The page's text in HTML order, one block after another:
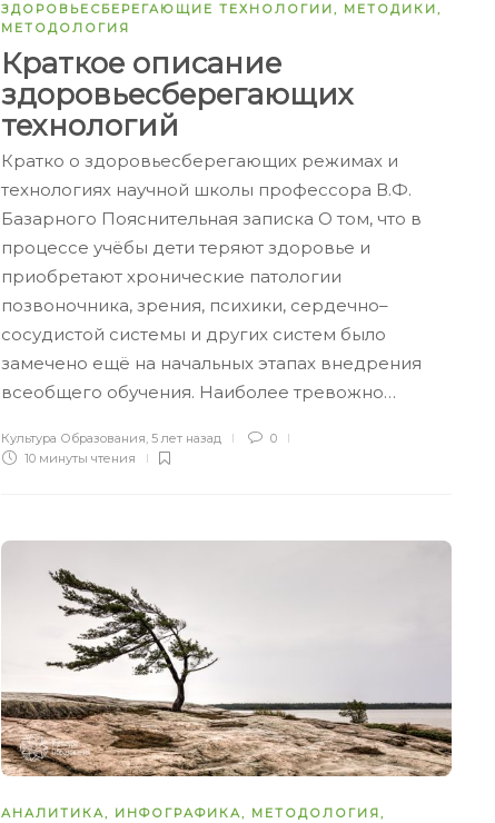
ЗДОРОВЬЕСБЕРЕГАЮЩИЕ ТЕХНОЛОГИИ, МЕТОДИКИ,
МЕТОДОЛОГИЯ
Краткое описание
здоровьесберегающих
технологий
Кратко о здоровьесберегающих режимах и
технологиях научной школы профессора В.Ф.
Базарного Пояснительная записка О том, что в
процессе учёбы дети теряют здоровье и
приобретают хронические патологии
позвоночника, зрения, психики, сердечно–
сосудистой системы и других систем было
замечено ещё на начальных этапах внедрения
всеобщего обучения. Наиболее тревожно…
Культура Образования, 5 лет назад
0
10 минуты чтения
АНАЛИТИКА, ИНФОГРАФИКА, МЕТОДОЛОГИЯ,